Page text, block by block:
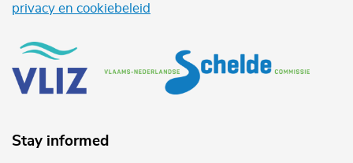
privacy en cookiebeleid
Stay informed